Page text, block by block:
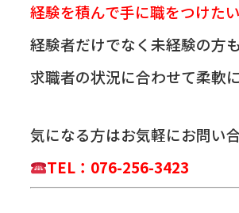
経験を積んで手に職をつけた
経験者だけでなく未経験の方
求職者の状況に合わせて柔軟
気になる方はお気軽にお問い
TEL：076-256-3423